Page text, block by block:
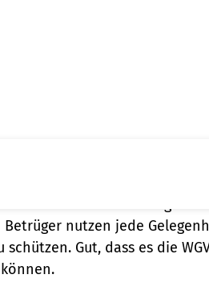
ist
nutzen jede
Gut, dass es die